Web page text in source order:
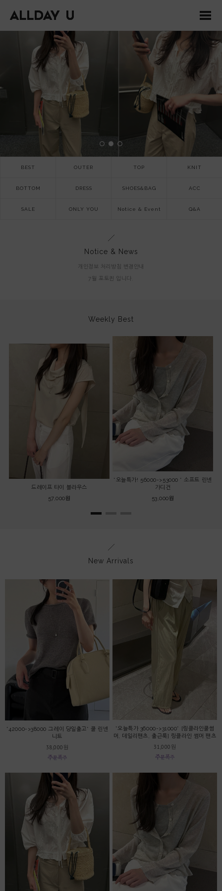
BEST OUTER TOP KNIT
BOTTOM DRESS SHOES&BAG ACC
SALE ONLY YOU Notice & Event Q&A
Notice & News
개인정보 처리방침 변경안내
7월 포토퀸 입니다.
Weekly Best
드레이프 타이 블라우스
57,000원
*오늘특가! 56000->53000 * 소프트 린넨
가디건
53,000원
New Arrivals
*42000->38000 그레이 당일출고* 쿨 린넨
니트
38,000원
*오늘특가 36000->31000* [링클라인쿨썸
머, 데일리팬츠, 출근룩] 링클라인 썸머 팬츠
31,000원